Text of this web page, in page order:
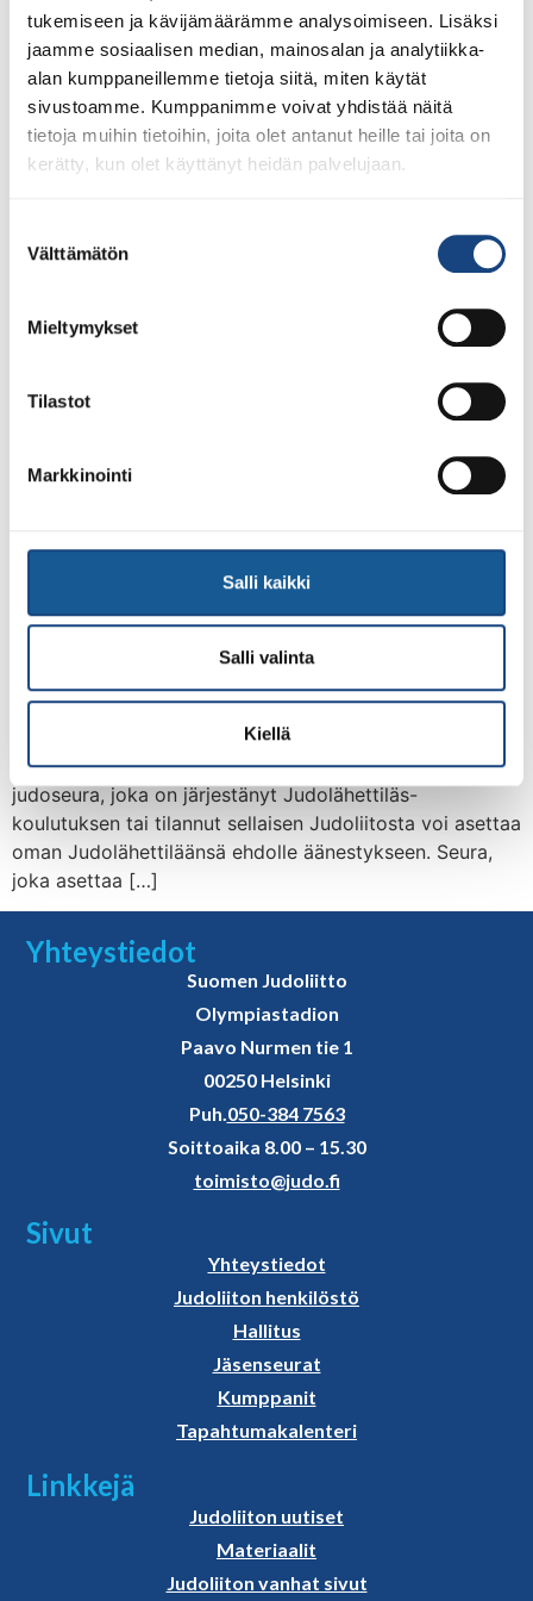
tukemiseen ja kävijämäärämme analysoimiseen. Lisäksi
jaamme sosiaalisen median, mainosalan ja analytiikka-
alan kumppaneillemme tietoja siitä, miten käytät
sivustoamme. Kumppanimme voivat yhdistää näitä
tietoja muihin tietoihin, joita olet antanut heille tai joita on
kerätty, kun olet käyttänyt heidän palvelujaan.
valinta
Välttämätön
Mieltymykset
Tilastot
Markkinointi
Salli kaikki
Salli valinta
Kiellä
koulutuksena voi asettaa oman Judolähettiläänsä
ehdolle äänestykseen. Lisäksi, jokainen seura, joka
asettaa äänestykseen ehdolle […]
Suomen vakuuttavimman
Judolähettilään haku on
Pohjola Vakuutus myöntää viidelle Suomen
vakuuttavimmalle Judolähettiläälle 200 euron stipendin.
Lähettiläät palkitaan Suomen Mestaruuskisoissa
Pohjola vakuutus palkitsee 100 euron stipendillä 20
Judolähettiläs-koulutuksen järjestänyttä Judoseuraa.
Suomen vakuuttavin Judolähettiläs-äänestys Jokainen
judoseura, joka on järjestänyt Judolähettiläs-
koulutuksen tai tilannut sellaisen Judoliitosta voi asettaa
oman Judolähettiläänsä ehdolle äänestykseen. Seura,
joka asettaa […]
Yhteystiedot
Suomen Judoliitto
Olympiastadion
Paavo Nurmen tie 1
00250 Helsinki
Puh.050-384 7563
Soittoaika 8.00 – 15.30
toimisto@judo.fi
Sivut
Yhteystiedot
Judoliiton henkilöstö
Hallitus
Jäsenseurat
Kumppanit
Tapahtumakalenteri
Linkkejä
Judoliiton uutiset
Materiaalit
Judoliiton vanhat sivut